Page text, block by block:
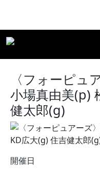
〈フォーピュ
小場真由美(p)
健太郎(g)
開催日